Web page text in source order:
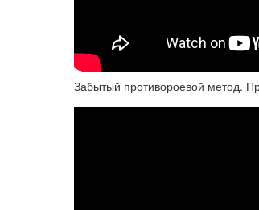
Забытый противороевой метод.